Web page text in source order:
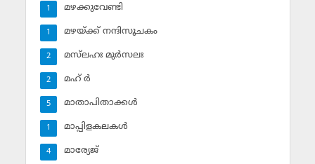
മഴക്കുവേണ്ടി
1
മഴയ്ക്ക് നന്ദിസൂചകം
1
മസ്‌ലഹഃ മുര്‍സലഃ
2
മഹ് ര്‍
2
മാതാപിതാക്കള്‍
5
മാപ്പിളകലകള്‍
1
മാര്യേജ്
4